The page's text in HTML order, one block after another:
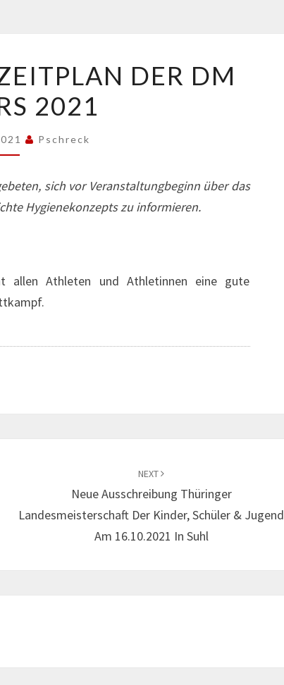
UND
ZEITPLAN
DER
DM
2021
DER DM
2021
Pschreck
sich vor Veranstaltungbeginn über das
Hygienekonzepts zu informieren.
allen Athleten und Athletinnen eine gute
NEXT
Neue Ausschreibung Thüringer
Landesmeisterschaft Der Kinder, Schüler & Jugend
Am 16.10.2021 In Suhl